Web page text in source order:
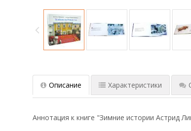
Описание Характеристики
Аннотация к книге "Зимние истории Астрид